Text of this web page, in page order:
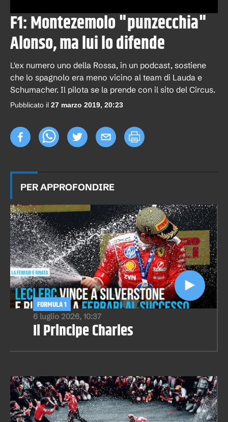
F1: Montezemolo "punzecchia"
Alonso, ma lui lo difende
L'ex numero uno della Rossa, in un podcast, sostiene
che lo spagnolo era meno vicino al team di Lauda e
Schumacher. Il pilota se la prende con il sito del Circus.
Pubblicato il 27 marzo 2019, 20:23
PER APPROFONDIRE
6 luglio 2026, 10:37
FORMULA 1
Il Principe Charles